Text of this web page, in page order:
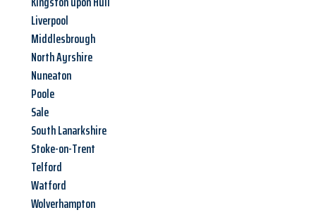
Liverpool
Middlesbrough
North Ayrshire
Nuneaton
Poole
Sale
South Lanarkshire
Stoke-on-Trent
Telford
Watford
Wolverhampton